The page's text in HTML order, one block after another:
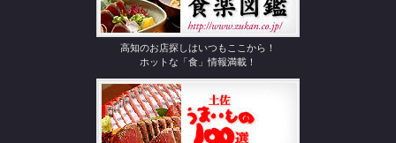
高知のお店探しはいつもここから！
ホットな「食」情報満載！